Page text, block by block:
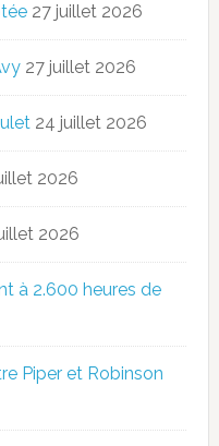
27 juillet 2026
27 juillet 2026
24 juillet 2026
2026
2026
à 2.600 heures de
Piper et Robinson